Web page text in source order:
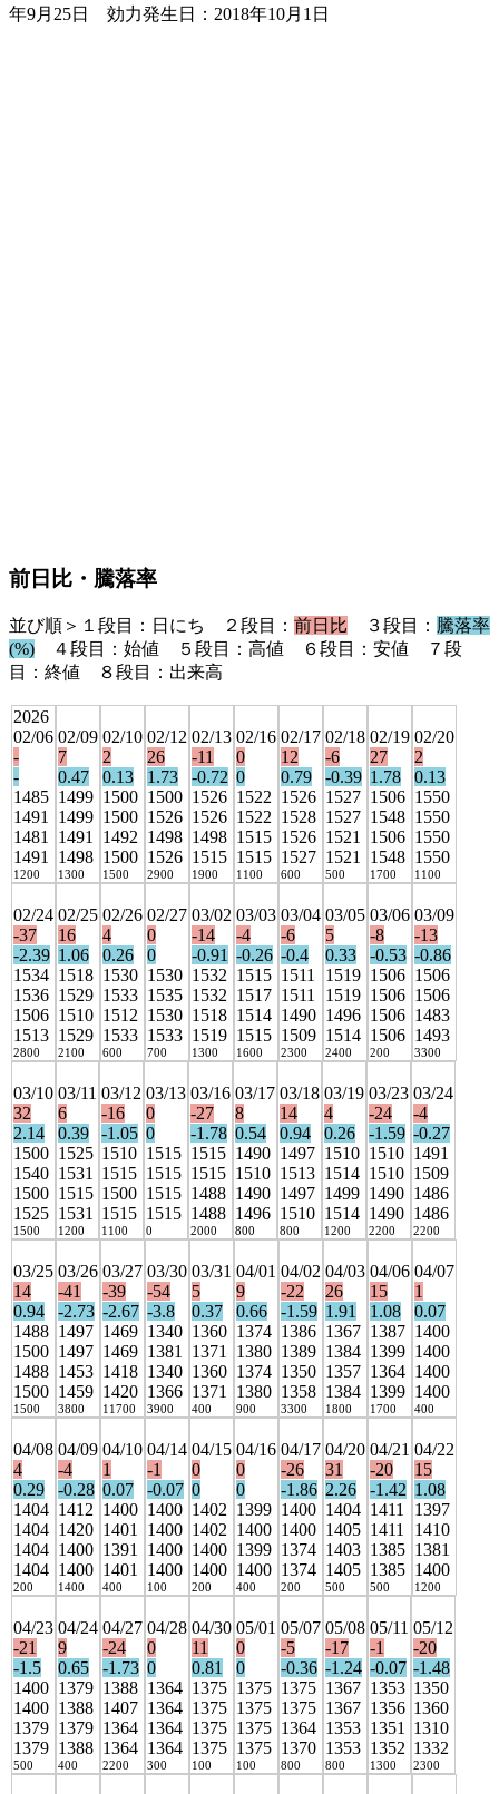
年9月25日 効力発生日：2018年10月1日
前日比・騰落率
並び順＞１段目：日にち ２段目： 前日比 ３段目： 騰落率
(%) ４段目：始値 ５段目：高値 ６段目：安値 ７段
目：終値 ８段目：出来高
2026
02/06
-
-
1485
1491
1481
1491
1200
02/09
7
0.47
1499
1499
1491
1498
1300
02/10
2
0.13
1500
1500
1492
1500
1500
02/12
26
1.73
1500
1526
1498
1526
2900
02/13
-11
-0.72
1526
1526
1498
1515
1900
02/16
0
0
1522
1522
1515
1515
1100
02/17
12
0.79
1526
1528
1526
1527
600
02/18
-6
-0.39
1527
1527
1521
1521
500
02/19
27
1.78
1506
1548
1506
1548
1700
02/20
2
0.13
1550
1550
1550
1550
1100
02/24
-37
-2.39
1534
1536
1506
1513
2800
02/25
16
1.06
1518
1529
1510
1529
2100
02/26
4
0.26
1530
1533
1512
1533
600
02/27
0
0
1530
1535
1530
1533
700
03/02
-14
-0.91
1532
1532
1518
1519
1300
03/03
-4
-0.26
1515
1517
1514
1515
1600
03/04
-6
-0.4
1511
1511
1490
1509
2300
03/05
5
0.33
1519
1519
1496
1514
2400
03/06
-8
-0.53
1506
1506
1506
1506
200
03/09
-13
-0.86
1506
1506
1483
1493
3300
03/10
32
2.14
1500
1540
1500
1525
1500
03/11
6
0.39
1525
1531
1515
1531
1200
03/12
-16
-1.05
1510
1515
1500
1515
1100
03/13
0
0
1515
1515
1515
1515
0
03/16
-27
-1.78
1515
1515
1488
1488
2000
03/17
8
0.54
1490
1510
1490
1496
800
03/18
14
0.94
1497
1513
1497
1510
800
03/19
4
0.26
1510
1514
1499
1514
1200
03/23
-24
-1.59
1510
1510
1490
1490
2200
03/24
-4
-0.27
1491
1509
1486
1486
2200
03/25
14
0.94
1488
1500
1488
1500
1500
03/26
-41
-2.73
1497
1497
1453
1459
3800
03/27
-39
-2.67
1469
1469
1418
1420
11700
03/30
-54
-3.8
1340
1381
1340
1366
3900
03/31
5
0.37
1360
1371
1360
1371
400
04/01
9
0.66
1374
1380
1374
1380
900
04/02
-22
-1.59
1386
1389
1350
1358
3300
04/03
26
1.91
1367
1384
1357
1384
1800
04/06
15
1.08
1387
1399
1364
1399
1700
04/07
1
0.07
1400
1400
1400
1400
400
04/08
4
0.29
1404
1404
1404
1404
200
04/09
-4
-0.28
1412
1420
1400
1400
1400
04/10
1
0.07
1400
1401
1391
1401
400
04/14
-1
-0.07
1400
1400
1400
1400
100
04/15
0
0
1402
1402
1400
1400
200
04/16
0
0
1399
1400
1399
1400
400
04/17
-26
-1.86
1400
1400
1374
1374
200
04/20
31
2.26
1404
1405
1403
1405
500
04/21
-20
-1.42
1411
1411
1385
1385
500
04/22
15
1.08
1397
1410
1381
1400
1200
04/23
-21
-1.5
1400
1400
1379
1379
500
04/24
9
0.65
1379
1388
1379
1388
400
04/27
-24
-1.73
1388
1407
1364
1364
2200
04/28
0
0
1364
1364
1364
1364
300
04/30
11
0.81
1375
1375
1375
1375
100
05/01
0
0
1375
1375
1375
1375
100
05/07
-5
-0.36
1375
1375
1364
1370
800
05/08
-17
-1.24
1367
1367
1353
1353
800
05/11
-1
-0.07
1353
1356
1351
1352
1300
05/12
-20
-1.48
1350
1360
1310
1332
2300